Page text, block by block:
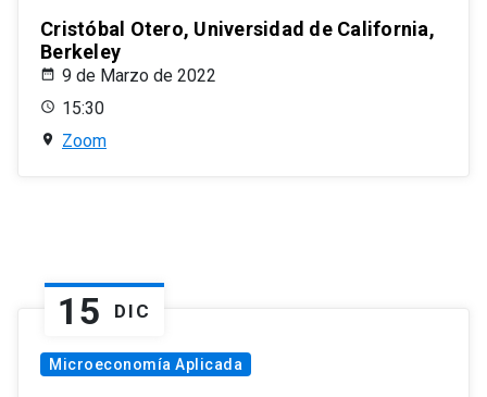
Cristóbal Otero, Universidad de California,
Berkeley
9 de Marzo de 2022
15:30
Zoom
15 DIC
Microeconomía Aplicada